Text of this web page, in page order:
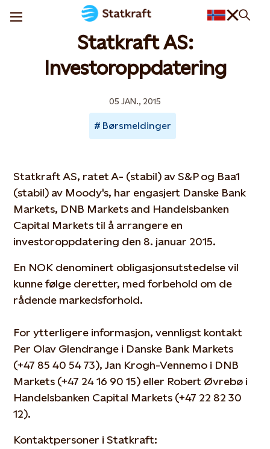
Statkraft AS:
Investoroppdatering
05 JAN., 2015
Børsmeldinger
Statkraft AS, ratet A- (stabil) av S&P og Baa1
(stabil) av Moody's, har engasjert Danske Bank
Markets, DNB Markets and Handelsbanken
Capital Markets til å arrangere en
investoroppdatering den 8. januar 2015.
En NOK denominert obligasjonsutstedelse vil
kunne følge deretter, med forbehold om de
rådende markedsforhold.
For ytterligere informasjon, vennligst kontakt
Per Olav Glendrange i Danske Bank Markets
(+47 85 40 54 73), Jan Krogh-Vennemo i DNB
Markets (+47 24 16 90 15) eller Robert Øvrebø i
Handelsbanken Capital Markets (+47 22 82 30
12).
Kontaktpersoner i Statkraft: